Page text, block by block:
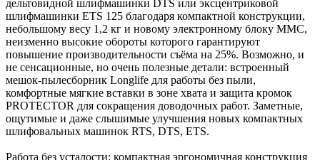
дельтовидной шлифмашинки DTS или эксцентриковой
шлифмашинки ETS 125 благодаря компактной конструкции,
небольшому весу 1,2 кг и новому электронному блоку MMC,
неизменно высокие обороты которого гарантируют
повышение производительности съёма на 25%. Возможно, и
не сенсационные, но очень полезные детали: встроенный
мешок-пылесборник Longlife для работы без пыли,
комфортные мягкие вставки в зоне хвата и защита кромок
PROTECTOR для сокращения доводочных работ. Заметные,
ощутимые и даже слышимые улучшения новых компактных
шлифовальных машинок RTS, DTS, ETS.
Работа без усталости: компактная эргономичная конструкция